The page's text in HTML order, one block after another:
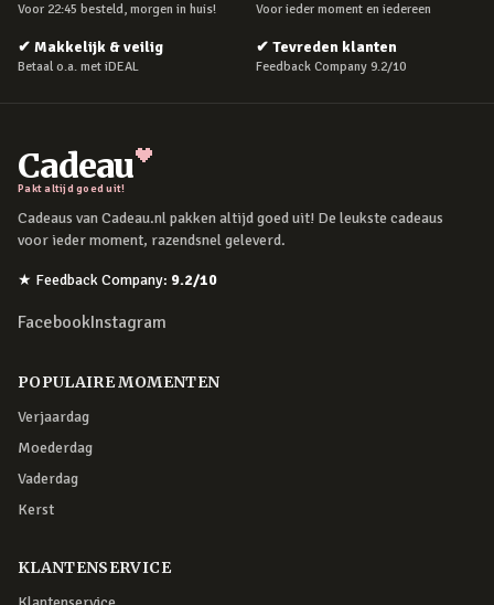
Voor 22:45 besteld, morgen in huis! Voor ieder moment en iedereen
✔ Makkelijk & veilig
Betaal o.a. met iDEAL
✔ Tevreden klanten
Feedback Company 9.2/10
Cadeau
Pakt altijd goed uit!
Cadeaus van Cadeau.nl pakken altijd goed uit! De leukste cadeaus
voor ieder moment, razendsnel geleverd.
★ Feedback Company: 9.2/10
FacebookInstagram
POPULAIRE MOMENTEN
Verjaardag
Moederdag
Vaderdag
Kerst
KLANTENSERVICE